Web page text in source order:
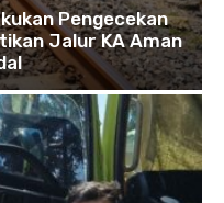
Pengecekan
Jalur KA Aman